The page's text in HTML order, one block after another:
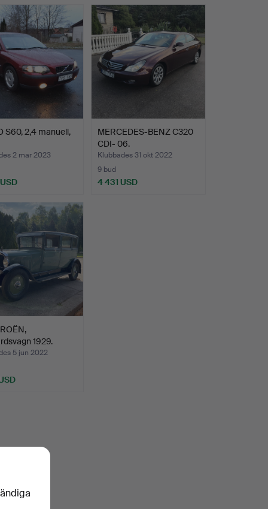
S60, 2,4 manuell,
2 mar 2023
MERCEDES-BENZ C320
CDI- 06.
Klubbades 31 okt 2022
9 bud
4 431 USD
1929.
5 jun 2022